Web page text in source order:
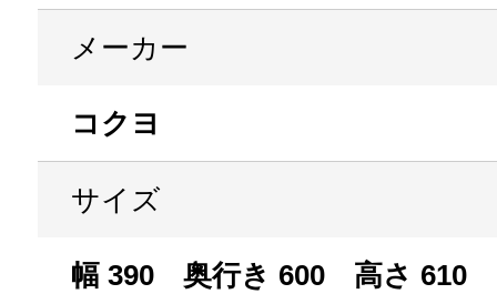
メーカー
コクヨ
サイズ
幅 390 奥行き 600 高さ 610